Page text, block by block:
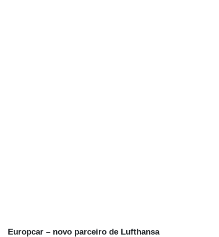
Europcar – novo parceiro de Lufthansa